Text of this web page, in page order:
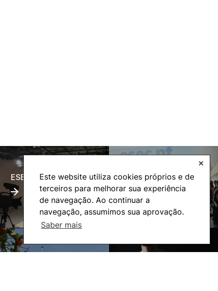
Este website utiliza cookies próprios e de
terceiros para melhorar sua experiência
de navegação. Ao continuar a
navegação, assumimos sua aprovação.
Saber mais
✕
ESECTV Alumni